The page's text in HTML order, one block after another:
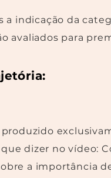
indicação da
avaliados para
dizer no vídeo:
a importância